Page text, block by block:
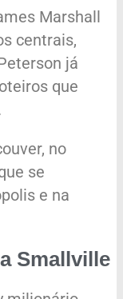
Marshall
centrais,
já
que
no
se
e na
Smallville